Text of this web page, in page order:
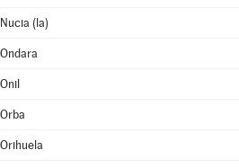
Nucia (la)
Ondara
Onil
Orba
Orihuela